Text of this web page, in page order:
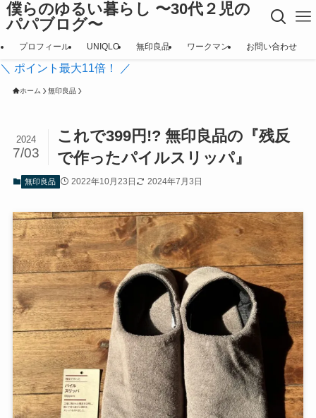
僕らのゆるい暮らし 〜30代２児の
パパブログ〜
プロフィール UNIQLO 無印良品 ワークマン お問い合わせ
＼ ポイント最大11倍！ ／
ホーム 無印良品
これで399円!? 無印良品の『残反
で作ったパイルスリッパ』
2024
7/03
無印良品 2022年10月23日 2024年7月3日